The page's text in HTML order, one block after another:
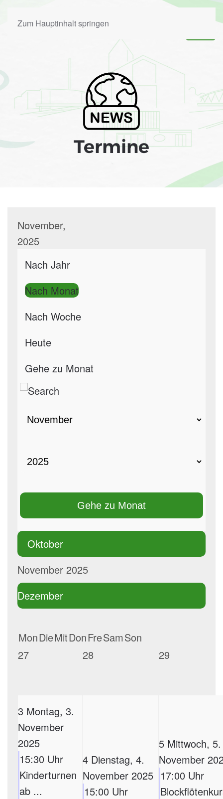
Zum Hauptinhalt springen
Termine
November,
2025
Nach Jahr
Nach Monat
Nach Woche
Heute
Gehe zu Monat
Gehe zu Monat
Oktober
November 2025
Dezember
MonDieMitDonFreSamSon
27
28 29
3 Montag, 3.
November
2025
15:30 Uhr
Kinderturnen
ab ...
4 Dienstag, 4.
November 2025
15:00 Uhr
5 Mittwoch, 5.
November
17:00 Uhr